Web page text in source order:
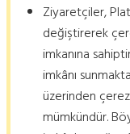
Ziyaretçiler,
değiştirerek
imkanına
imkânı
üzerinden
mümkündür.